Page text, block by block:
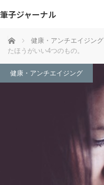
筆子ジャーナル
ホーム 健康・アンチエイジング
たほうがいい4つのもの。
健康・アンチエイジング